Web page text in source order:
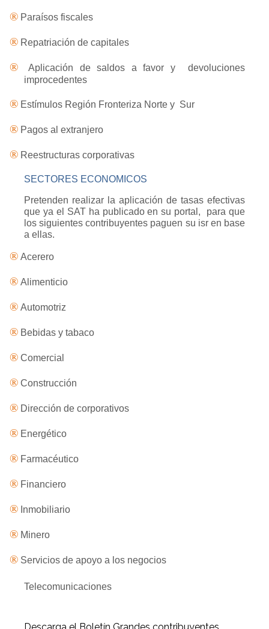
® Paraísos fiscales
® Repatriación de capitales
®
Aplicación de saldos a favor y devoluciones
improcedentes
® Estímulos Región Fronteriza Norte y Sur
® Pagos al extranjero
® Reestructuras corporativas
SECTORES ECONOMICOS
Pretenden realizar la aplicación de tasas efectivas
que ya el SAT ha publicado en su portal,
para que
los siguientes contribuyentes paguen su isr en base
a ellas.
® Acerero
® Alimenticio
® Automotriz
® Bebidas y tabaco
® Comercial
® Construcción
® Dirección de corporativos
® Energético
® Farmacéutico
® Financiero
® Inmobiliario
® Minero
® Servicios de apoyo a los negocios
Telecomunicaciones